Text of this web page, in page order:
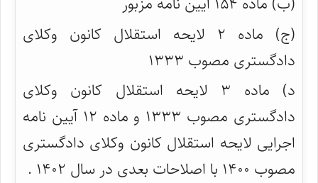
(ج) ماده ۲ لایحه استقلال کانون وکلای
دادگستری مصوب ۱۳۳۳
د) ماده ۳ لایحه استقلال کانون وکلای
دادگستری مصوب ۱۳۳۳ و ماده ۱۲ آیین نامه
اجرایی لایحه استقلال کانون وکلای دادگستری
مصوب ۱۴۰۰ با اصلاحات بعدی در سال ۱۴۰۲ .